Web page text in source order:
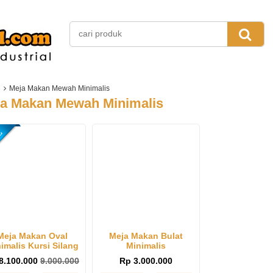
Meja Makan Mewah Minimalis
Makan Mewah Minimalis
Makan Oval
Kursi Silang
9.000.000
Meja Makan Bulat
Minimalis
Rp 3.000.000